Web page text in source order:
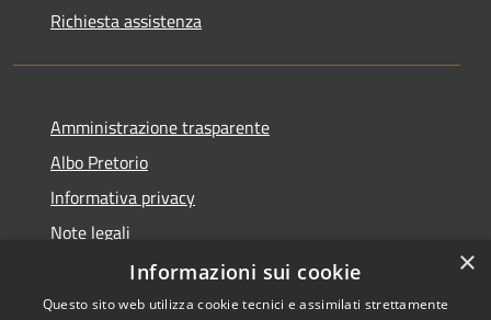
Richiesta assistenza
Amministrazione trasparente
Albo Pretorio
Informativa privacy
Note legali
Dichiarazione di accessibilità
×
Informazioni sui cookie
Questo sito web utilizza cookie tecnici e assimilati strettamente